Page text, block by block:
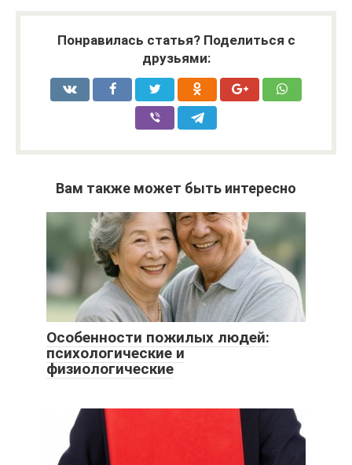
Понравилась статья? Поделиться с
друзьями:
Вам также может быть интересно
Особенности пожилых людей:
психологические и
физиологические